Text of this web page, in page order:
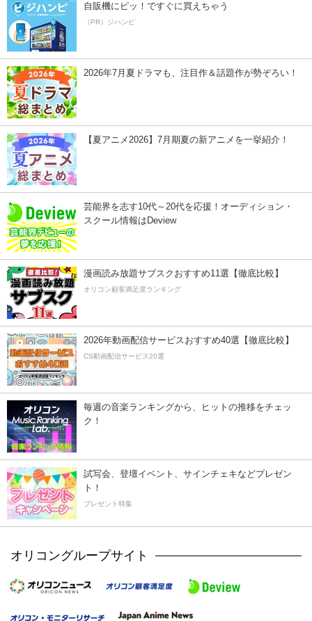
自販機にピッ！ですぐに買えちゃう
（PR）ジハンピ
2026年7月夏ドラマも、注目作＆話題作が勢ぞろい！
【夏アニメ2026】7月期夏の新アニメを一挙紹介！
芸能界を志す10代～20代を応援！オーディション・
スクール情報はDeview
漫画読み放題サブスクおすすめ11選【徹底比較】
オリコン顧客満足度ランキング
2026年動画配信サービスおすすめ40選【徹底比較】
CS動画配信サービス20選
毎週の音楽ランキングから、ヒットの推移をチェッ
ク！
試写会、登壇イベント、サインチェキなどプレゼン
ト！
プレゼント特集
オリコングループサイト